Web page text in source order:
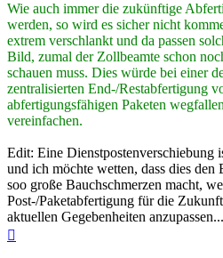
Wie auch immer die zukünftige
werden, so wird es sicher nicht
extrem verschlankt und da passen
Bild, zumal der Zollbeamte schon
schauen muss. Dies würde bei einer
zentralisierten End-/Restabfertigung
abfertigungsfähigen Paketen
vereinfachen.
Edit: Eine Dienstpostenverschiebung
und ich möchte wetten, dass dies den
soo große Bauchschmerzen macht,
Post-/Paketabfertigung für die
aktuellen Gegebenheiten anzupassen...